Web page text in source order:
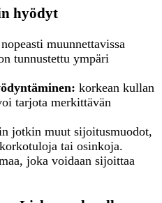
hyödyt
muunnettavissa
tunnustettu ympäri
korkean kullan
tarjota merkittävän
jotkin muut sijoitusmuodot,
tai osinkoja.
joka voidaan sijoittaa